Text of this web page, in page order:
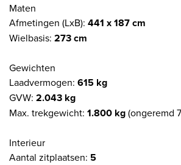
Maten
Afmetingen (LxB): 441 x 187 cm
Wielbasis: 273 cm
Gewichten
Laadvermogen: 615 kg
GVW: 2.043 kg
Max. trekgewicht: 1.800 kg(ongeremd
Interieur
Aantal zitplaatsen: 5